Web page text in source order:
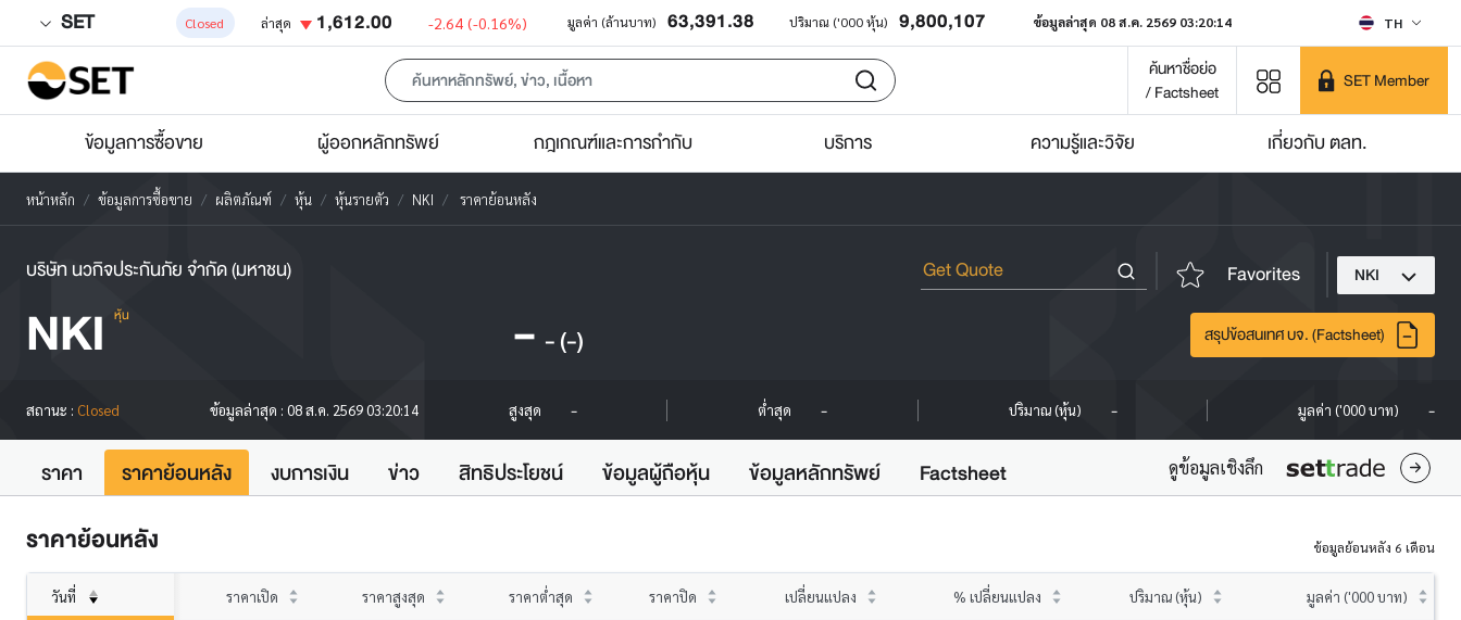
SET Closed ล่าสุด 1,612.00 -2.64 (-0.16%) มูลค่า (ล้านบาท) 63,391.38 ปริมาณ ('000 หุ้น) 9,800,107 ข้อมูลล่าสุด 08 ส.ค. 2569 03:20:14 TH
ค้นหาชื่อย่อ
/ Factsheet
SET Member
ข้อมูลการซื้อขาย ผู้ออกหลักทรัพย์ กฎเกณฑ์และการกำกับ บริการ ความรู้และวิจัย เกี่ยวกับ ตลท.
หน้าหลัก ข้อมูลการซื้อขาย ผลิตภัณฑ์ หุ้น หุ้นรายตัว NKI ราคาย้อนหลัง
บริษัท นวกิจประกันภัย จำกัด (มหาชน) Favorites NKI
NKI หุ้น - -(-) สรุปข้อสนเทศ บจ. (Factsheet)
สถานะ : Closed ข้อมูลล่าสุด : 08 ส.ค. 2569 03:20:14 สูงสุด - ต่ำสุด - ปริมาณ (หุ้น) - มูลค่า ('000 บาท) -
ราคา ราคาย้อนหลัง งบการเงิน ข่าว สิทธิประโยชน์ ข้อมูลผู้ถือหุ้น ข้อมูลหลักทรัพย์ Factsheet ดูข้อมูลเชิงลึก
ราคาย้อนหลัง ข้อมูลย้อนหลัง 6 เดือน
วันที่ ราคาเปิด ราคาสูงสุด ราคาต่ำสุด ราคาปิด เปลี่ยนแปลง % เปลี่ยนแปลง ปริมาณ (หุ้น) มูลค่า ('000 บาท)